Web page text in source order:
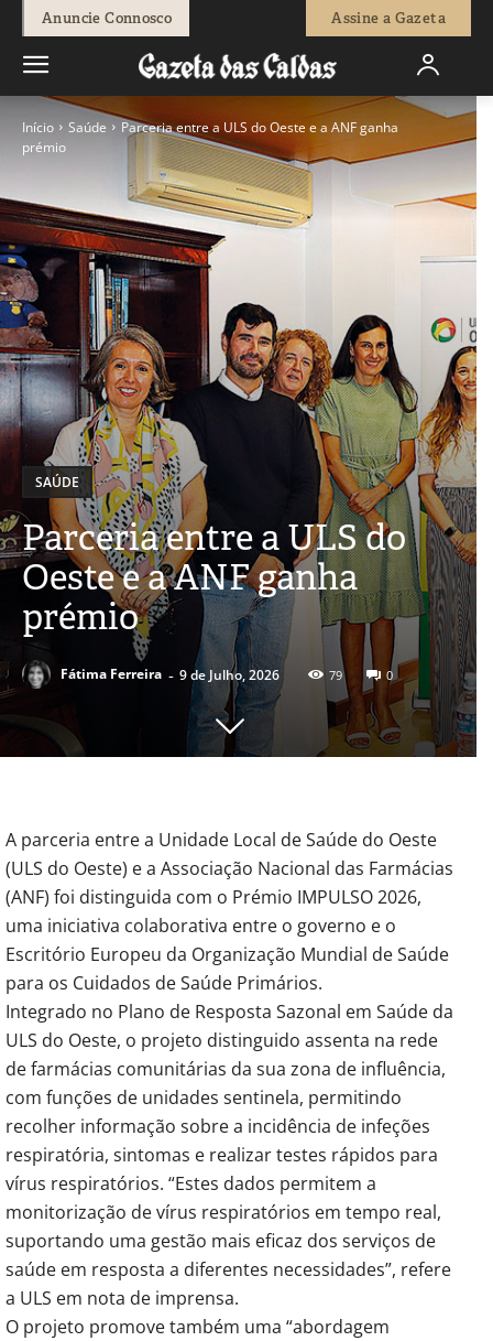
Anuncie Connosco Assine a Gazeta
Início Saúde
Parceria entre a ULS do Oeste e a ANF ganha
prémio
SAÚDE
Parceria entre a ULS do
Oeste e a ANF ganha
prémio
Fátima Ferreira - 9 de Julho, 2026 79 0
A parceria entre a Unidade Local de Saúde do Oeste
(ULS do Oeste) e a Associação Nacional das Farmácias
(ANF) foi distinguida com o Prémio IMPULSO 2026,
uma iniciativa colaborativa entre o governo e o
Escritório Europeu da Organização Mundial de Saúde
para os Cuidados de Saúde Primários.
Integrado no Plano de Resposta Sazonal em Saúde da
ULS do Oeste, o projeto distinguido assenta na rede
de farmácias comunitárias da sua zona de influência,
com funções de unidades sentinela, permitindo
recolher informação sobre a incidência de infeções
respiratória, sintomas e realizar testes rápidos para
vírus respiratórios. “Estes dados permitem a
monitorização de vírus respiratórios em tempo real,
suportando uma gestão mais eficaz dos serviços de
saúde em resposta a diferentes necessidades”, refere
a ULS em nota de imprensa.
O projeto promove também uma “abordagem